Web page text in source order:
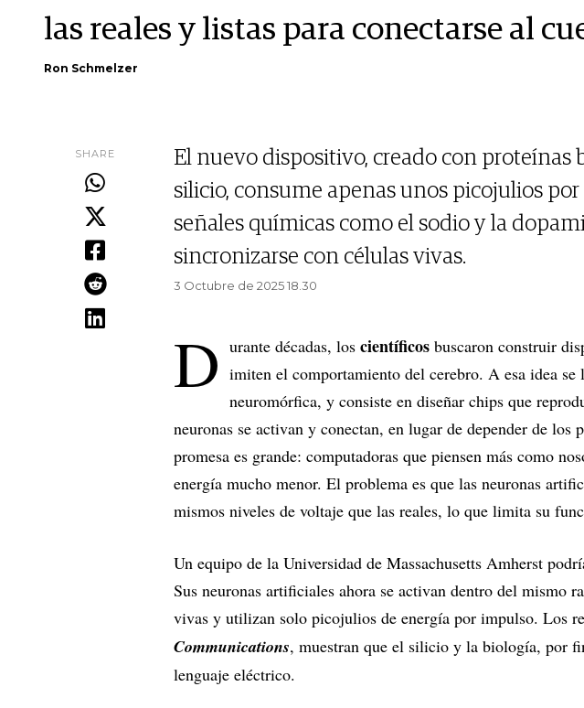
las reales y listas para conectarse al
Ron Schmelzer
SHARE
El nuevo dispositivo, creado con proteínas
silicio, consume apenas unos picojulios
señales químicas como el sodio y la
sincronizarse con células vivas.
3 Octubre de 2025 18.30
D urante décadas, los científicos buscaron construir
imiten el comportamiento del cerebro. A esa idea
neuromórfica, y consiste en diseñar chips que
neuronas se activan y conectan, en lugar de depender de los
promesa es grande: computadoras que piensen más como
energía mucho menor. El problema es que las neuronas
mismos niveles de voltaje que las reales, lo que limita su
Un equipo de la Universidad de Massachusetts Amherst
Sus neuronas artificiales ahora se activan dentro del mismo
vivas y utilizan solo picojulios de energía por impulso. Los
Communications, muestran que el silicio y la biología, por
lenguaje eléctrico.